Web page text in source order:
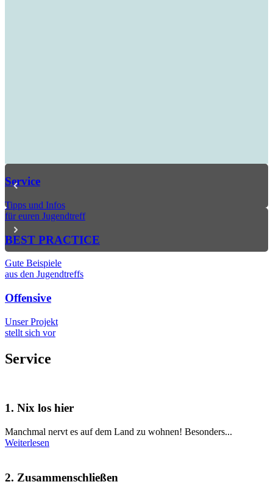
Service
Tipps und Infos
für euren Jugendtreff
BEST PRACTICE
Gute Beispiele
aus den Jugendtreffs
Offensive
Unser Projekt
stellt sich vor
Service
1. Nix los hier
Manchmal nervt es auf dem Land zu wohnen! Besonders...
Weiterlesen
2. Zusammenschließen